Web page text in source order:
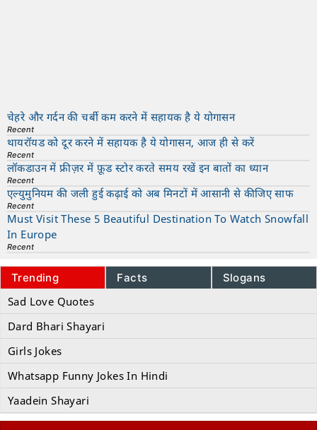
चेहरे और गर्दन की चर्बी कम करने में सहायक है ये योगासन
Recent
थायरॉयड को दूर करने में सहायक है ये योगासन, आज ही से करें
Recent
लॉकडाउन में फ्रीज़र में फ़ूड स्टोर करते समय रखें इन बातों का ध्यान
Recent
एल्युमुनियम की जली हुई कढ़ाई को अब मिनटों में आसानी से कीजिए साफ
Recent
Must Visit These 5 Beautiful Destination To Watch Snowfall
In Europe
Recent
Trending Facts Slogans
Sad Love Quotes
Dard Bhari Shayari
Girls Jokes
Whatsapp Funny Jokes In Hindi
Yaadein Shayari